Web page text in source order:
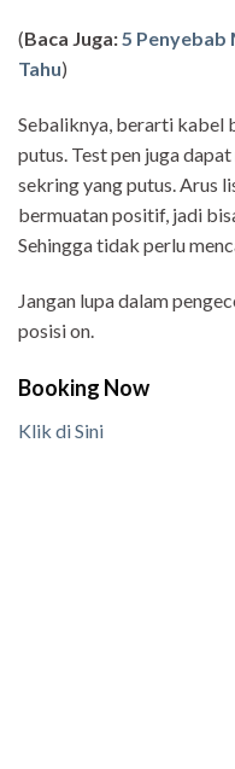
(Baca Juga:5 Penyebab
Tahu)
Sebaliknya, berarti kabel
putus. Test pen juga
sekring yang putus. Arus
bermuatan positif, jadi
Sehingga tidak perlu
Jangan lupa dalam
posisi on.
Booking Now
Klik di Sini